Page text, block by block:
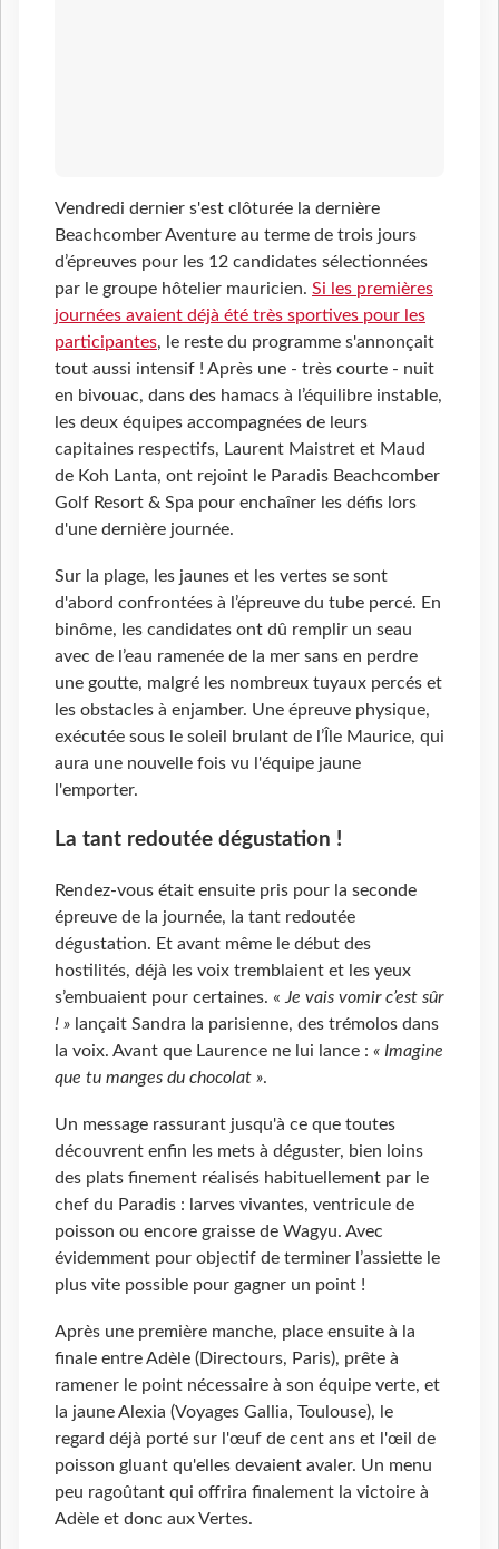
Vendredi dernier s'est clôturée la dernière
Beachcomber Aventure au terme de trois jours
d’épreuves pour les 12 candidates sélectionnées
par le groupe hôtelier mauricien. Si les premières
journées avaient déjà été très sportives pour les
participantes, le reste du programme s'annonçait
tout aussi intensif ! Après une - très courte - nuit
en bivouac, dans des hamacs à l’équilibre instable,
les deux équipes accompagnées de leurs
capitaines respectifs, Laurent Maistret et Maud
de Koh Lanta, ont rejoint le Paradis Beachcomber
Golf Resort & Spa pour enchaîner les défis lors
d'une dernière journée.
Sur la plage, les jaunes et les vertes se sont
d'abord confrontées à l’épreuve du tube percé. En
binôme, les candidates ont dû remplir un seau
avec de l’eau ramenée de la mer sans en perdre
une goutte, malgré les nombreux tuyaux percés et
les obstacles à enjamber. Une épreuve physique,
exécutée sous le soleil brulant de l’Île Maurice, qui
aura une nouvelle fois vu l'équipe jaune
l'emporter.
La tant redoutée dégustation !
Rendez-vous était ensuite pris pour la seconde
épreuve de la journée, la tant redoutée
dégustation. Et avant même le début des
hostilités, déjà les voix tremblaient et les yeux
s’embuaient pour certaines. « Je vais vomir c’est sûr
! » lançait Sandra la parisienne, des trémolos dans
la voix. Avant que Laurence ne lui lance : « Imagine
que tu manges du chocolat ».
Un message rassurant jusqu'à ce que toutes
découvrent enfin les mets à déguster, bien loins
des plats finement réalisés habituellement par le
chef du Paradis : larves vivantes, ventricule de
poisson ou encore graisse de Wagyu. Avec
évidemment pour objectif de terminer l’assiette le
plus vite possible pour gagner un point !
Après une première manche, place ensuite à la
finale entre Adèle (Directours, Paris), prête à
ramener le point nécessaire à son équipe verte, et
la jaune Alexia (Voyages Gallia, Toulouse), le
regard déjà porté sur l'œuf de cent ans et l'œil de
poisson gluant qu'elles devaient avaler. Un menu
peu ragoûtant qui offrira finalement la victoire à
Adèle et donc aux Vertes.